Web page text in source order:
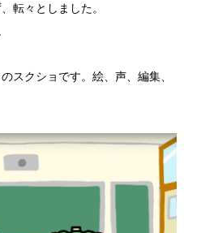
転々としました。
スクショです。絵、声、編集、